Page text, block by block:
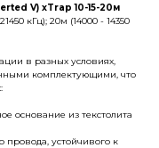
V) xTrap 10-15-20м
кГц); 20м (14000 - 14350
в разных условиях,
комплектующими, что
основание из текстолита
провода, устойчивого к